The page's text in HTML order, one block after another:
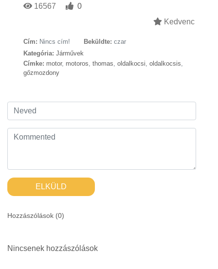
16567
0
Kedvenc
Cím: Nincs cím! Beküldte: czar
Kategória: Járművek
Címke: motor, motoros thomas oldalkocsi oldalkocsis
gőzmozdony
ELKÜLD
Hozzászólások (0)
Nincsenek hozzászólások